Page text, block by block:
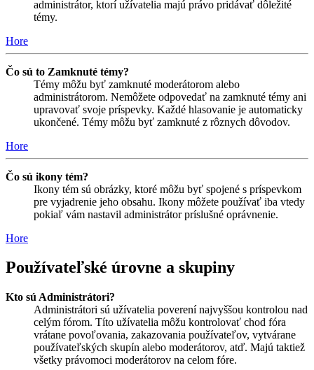
administrátor, ktorí užívatelia majú právo pridávať dôležité
témy.
Hore
Čo sú to Zamknuté témy?
Témy môžu byť zamknuté moderátorom alebo
administrátorom. Nemôžete odpovedať na zamknuté témy ani
upravovať svoje príspevky. Každé hlasovanie je automaticky
ukončené. Témy môžu byť zamknuté z rôznych dôvodov.
Hore
Čo sú ikony tém?
Ikony tém sú obrázky, ktoré môžu byť spojené s príspevkom
pre vyjadrenie jeho obsahu. Ikony môžete používať iba vtedy
pokiaľ vám nastavil administrátor príslušné oprávnenie.
Hore
Používateľské úrovne a skupiny
Kto sú Administrátori?
Administrátori sú užívatelia poverení najvyššou kontrolou nad
celým fórom. Títo užívatelia môžu kontrolovať chod fóra
vrátane povoľovania, zakazovania používateľov, vytvárane
používateľských skupín alebo moderátorov, atď. Majú taktiež
všetky právomoci moderátorov na celom fóre.